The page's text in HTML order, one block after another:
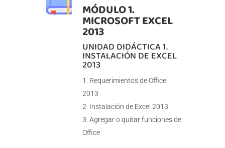
MÓDULO 1.
MICROSOFT EXCEL
2013
UNIDAD DIDÁCTICA 1.
INSTALACIÓN DE EXCEL
2013
Requerimientos de Office
2013
Instalación de Excel 2013
Agregar o quitar funciones de
Office